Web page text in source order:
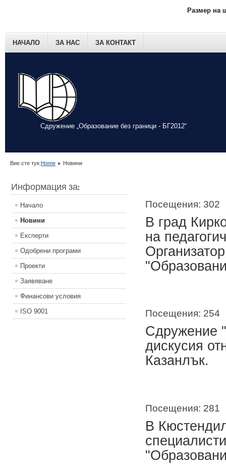
Сдружение „Образование без граници - БГ2012“
НАЧАЛО ЗА НАС ЗА КОНТАКТ
Размер на
Вие сте тук: Home Новини
Информация за:
Начало
Новини
Експерти
Одобрени програми
Проекти
Заявяване
Финансови условия
ISO 9001
Посещения: 302
В град
на
Посещения: 254
Сдружение
дискусия
Казанлък.
Посещения: 281
В